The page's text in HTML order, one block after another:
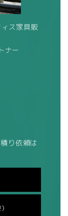
ス家具販
ナー
り依頼は